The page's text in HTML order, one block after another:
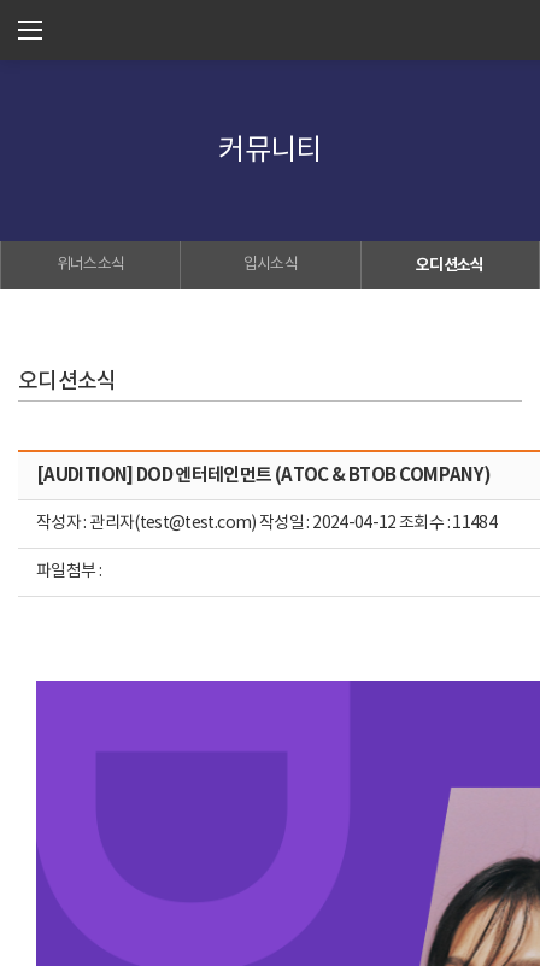
커뮤니티
위너스소식 입시소식 오디션소식
오디션소식
[AUDITION] DOD 엔터테인먼트 (ATOC & BTOB COMPANY)
작성자 : 관리자(test@test.com) 작성일 : 2024-04-12 조회수 : 11484
파일첨부 :